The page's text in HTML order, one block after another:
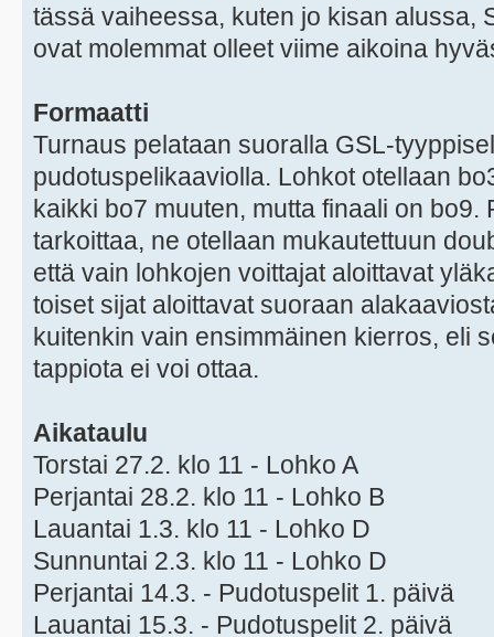
tässä vaiheessa, kuten jo kisan alussa,
ovat molemmat olleet viime aikoina
Formaatti
Turnaus pelataan suoralla GSL-
pudotuspelikaaviolla. Lohkot otellaan
kaikki bo7 muuten, mutta finaali on bo9.
tarkoittaa, ne otellaan mukautettuun
että vain lohkojen voittajat aloittavat
toiset sijat aloittavat suoraan
kuitenkin vain ensimmäinen kierros, eli
tappiota ei voi ottaa.
Aikataulu
Torstai 27.2. klo 11 - Lohko A
Perjantai 28.2. klo 11 - Lohko B
Lauantai 1.3. klo 11 - Lohko D
Sunnuntai 2.3. klo 11 - Lohko D
Perjantai 14.3. - Pudotuspelit 1. päivä
Lauantai 15.3. - Pudotuspelit 2. päivä